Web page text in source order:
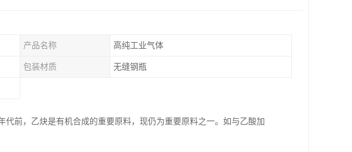
产品名称 高纯工业气体
包装材质 无缝钢瓶
前，乙炔是有机合成的重要原料，现仍为重要原料之一。如与乙酸加